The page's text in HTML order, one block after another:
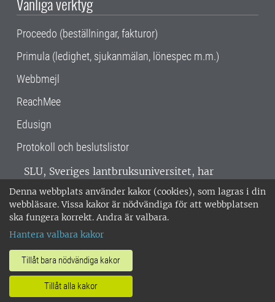
Denna webbplats använder kakor (cookies), som lagras i din
webbläsare. Vissa kakor är nödvändiga för att webbplatsen
ska fungera korrekt. Andra är valbara.
Hantera valbara kakor
Tillåt bara nödvändiga kakor
Tillåt alla kakor
Proceedo (beställningar, fakturor)
Primula (ledighet, sjukanmälan, lönespec m.m.)
Webbmejl
ReachMee
Edusign
Protokoll och beslutslistor
SLU, Sveriges lantbruksuniversitet, har
verksamhet över hela Sverige. Huvudorter är
Alnarp, Uppsala och Umeå.SLU är
miljöcertifierat enligt ISO 14001. •
018-67 10 00 • Org nr: 202100-2817 •
Om SLU:s webbplatser
•Hantera kakor•Behandling av
personuppgifter